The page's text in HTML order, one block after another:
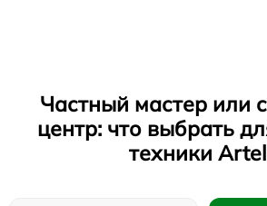
Частный мастер или
центр: что выбрать
техники